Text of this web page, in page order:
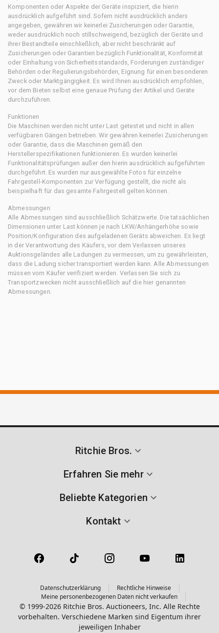
Komponenten oder Aspekte der Geräte inspiziert, die hierin
ausdrücklich aufgeführt sind. Sofern nicht ausdrücklich anders
angegeben, gewähren wir keinerlei Zusicherungen oder Garantie,
weder ausdrücklich noch stillschweigend, bezüglich der Geräte und
ihrer Bestandteile einschließlich, aber nicht beschränkt auf
Zusicherungen oder Garantien bezüglich Funktionalität, Konformität
oder Einhaltung von Sicherheitsstandards, Forderungen zuständiger
Behörden oder Regulierungsbehörden, Eignung für einen besonderen
Zweck oder Marktgängigkeit. Es wird Ihnen ausdrücklich empfohlen,
vor dem Bieten selbst eine genaue Prüfung der Artikel und Geräte
durchzuführen.
Funktionen
Die Maschinen werden nicht unter Last getestet und nicht in allen
verfügbaren Gängen betrieben. Wir gewähren keinerlei Zusicherungen
oder Garantie, dass die Maschinen gemäß den
Herstellerspezifikationen funktionieren. Es wurden keinerlei
Funktionalitätsprüfungen außer den hierin ausdrücklich aufgeführten
durchgeführt. Es wurden nur ausgewählte Fotos für einzelne
Fahrgestell-Komponenten zur Verfügung gestellt, die nicht als
beispielhaft für das gesamte Fahrgestell gelten können.
Abmessungen
Alle Abmessungen sind ausschließlich Schätzwerte. Die tatsächlichen
Dimensionen unter Last können je nach LKW/Anhängerhöhe sowie
Position/Konfiguration des aufgeladenen Geräts abweichen. Es liegt
in der Verantwortung des Käufers, vor dem Verlassen unseres
Auktionsgeländes alle Ladungen zu vermessen, um zu gewährleisten,
dass die Ladung sicher transportiert werden kann. Alle Abmessungen
müssen vom Käufer verifiziert werden. Verlassen Sie sich zu
Transportzwecken nicht ausschließlich auf die hier genannten
Abmessungen.
Ritchie Bros.
Erfahren Sie mehr
Beliebte Kategorien
Kontakt
Datenschutzerklärung
Rechtliche Hinweise
Meine personenbezogenen Daten nicht verkaufen
© 1999-2026 Ritchie Bros. Auctioneers, Inc. Alle Rechte
vorbehalten. Verschiedene Marken sind Eigentum ihrer
jeweiligen Inhaber